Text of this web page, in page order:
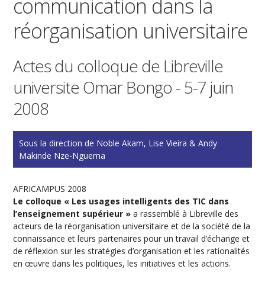
communication dans la
réorganisation universitaire
Actes du colloque de Libreville
universite Omar Bongo - 5-7 juin
2008
Sous la direction de Noble Akam, Lise Vieira & Andy
Makinde Nze-Nguema
AFRICAMPUS 2008
Le colloque « Les usages intelligents des TIC dans
l’enseignement supérieur » a rassemblé à Libreville des
acteurs de la réorganisation universitaire et de la société de la
connaissance et leurs partenaires pour un travail d’échange et
de réflexion sur les stratégies d’organisation et les rationalités
en œuvre dans les politiques, les initiatives et les actions.